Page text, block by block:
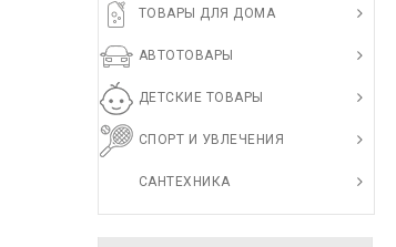
ТОВАРЫ ДЛЯ ДОМА
АВТОТОВАРЫ
ДЕТСКИЕ ТОВАРЫ
СПОРТ И УВЛЕЧЕНИЯ
САНТЕХНИКА